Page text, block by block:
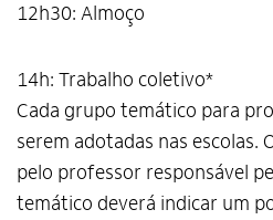
12h30: Almoço
14h: Trabalho coletivo*
Cada grupo temático para
serem adotadas nas escolas.
pelo professor responsável
temático deverá indicar um